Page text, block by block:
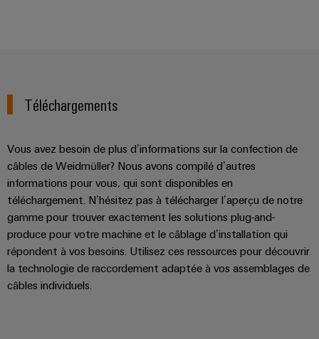
Téléchargements
Vous avez besoin de plus d’informations sur la confection de
câbles de Weidmüller? Nous avons compilé d’autres
informations pour vous, qui sont disponibles en
téléchargement. N’hésitez pas à télécharger l’aperçu de notre
gamme pour trouver exactement les solutions plug-and-
produce pour votre machine et le câblage d’installation qui
répondent à vos besoins. Utilisez ces ressources pour découvrir
la technologie de raccordement adaptée à vos assemblages de
câbles individuels.